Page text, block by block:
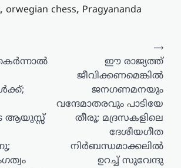
, orwegian chess, Pragyananda
ആയുസ്സ്
ഈ രാജ്യത്ത്
ജീവിക്കണമെങ്കിൽ
ജനഗണമനയും
വന്ദേമാതരവും പാടിയേ
തീരൂ; മദ്രസകളിലെ
ദേശീയഗീത
നിർബന്ധമാക്കലിൽ
ഉറച്ച് സുവേന്ദു
⟶